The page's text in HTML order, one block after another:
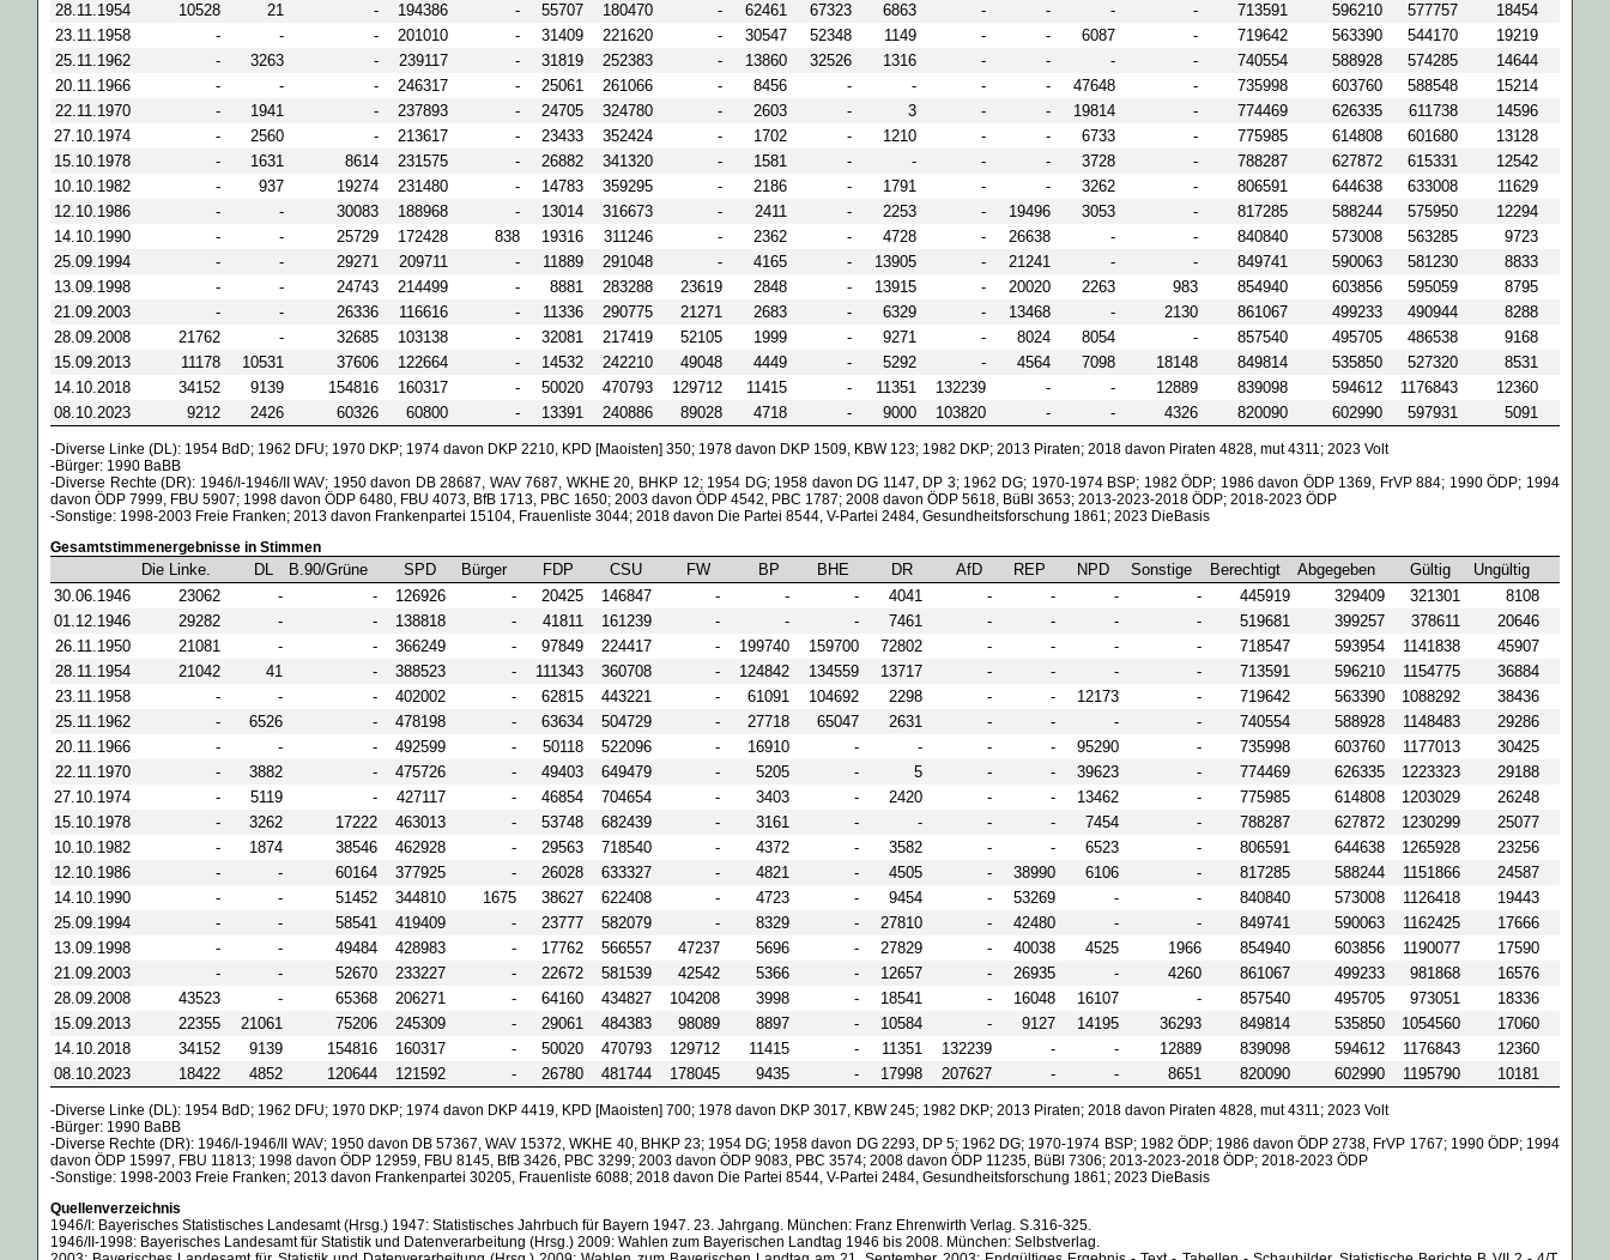
28.11.1954
10528 21 - 194386 - 55707 180470 - 62461 67323 6863 - - - - 713591 596210 577757
18454
23.11.1958
- - - 201010 - 31409 221620 - 30547 52348 1149 - - 6087 - 719642 563390 544170
19219
25.11.1962
- 3263 - 239117 - 31819 252383 - 13860 32526 1316 - - - - 740554 588928 574285
14644
20.11.1966
- - - 246317 - 25061 261066 - 8456 - - - - 47648 - 735998 603760 588548
15214
22.11.1970
- 1941 - 237893 - 24705 324780 - 2603 - 3 - - 19814 - 774469 626335 611738
14596
27.10.1974
- 2560 - 213617 - 23433 352424 - 1702 - 1210 - - 6733 - 775985 614808 601680
13128
15.10.1978
- 1631 8614 231575 - 26882 341320 - 1581 - - - - 3728 - 788287 627872 615331
12542
10.10.1982
- 937 19274 231480 - 14783 359295 - 2186 - 1791 - - 3262 - 806591 644638 633008
11629
12.10.1986
- - 30083 188968 - 13014 316673 - 2411 - 2253 - 19496 3053 - 817285 588244 575950
12294
14.10.1990
- - 25729 172428 838 19316 311246 - 2362 - 4728 - 26638 - - 840840 573008 563285
9723
25.09.1994
- - 29271 209711 - 11889 291048 - 4165 - 13905 - 21241 - - 849741 590063 581230
8833
13.09.1998
- - 24743 214499 - 8881 283288 23619 2848 - 13915 - 20020 2263 983 854940 603856 595059
8795
21.09.2003
- - 26336 116616 - 11336 290775 21271 2683 - 6329 - 13468 - 2130 861067 499233 490944
8288
28.09.2008
21762 - 32685 103138 - 32081 217419 52105 1999 - 9271 - 8024 8054 - 857540 495705 486538
9168
15.09.2013
11178 10531 37606 122664 - 14532 242210 49048 4449 - 5292 - 4564 7098 18148 849814 535850 527320
8531
14.10.2018
34152 9139 154816 160317 - 50020 470793 129712 11415 - 11351 132239 - - 12889 839098 594612 1176843
12360
08.10.2023
9212 2426 60326 60800 - 13391 240886 89028 4718 - 9000 103820 - - 4326 820090 602990 597931 5091
-Diverse Linke (DL): 1954 BdD; 1962 DFU; 1970 DKP; 1974 davon DKP 2210, KPD [Maoisten] 350; 1978 davon DKP 1509, KBW 123; 1982 DKP; 2013 Piraten; 2018 davon Piraten 4828, mut 4311; 2023 Volt
-Bürger: 1990 BaBB
-Diverse Rechte (DR): 1946/I-1946/II WAV; 1950 davon DB 28687, WAV 7687, WKHE 20, BHKP 12; 1954 DG; 1958 davon DG 1147, DP 3; 1962 DG; 1970-1974 BSP; 1982 ÖDP; 1986 davon ÖDP 1369, FrVP 884; 1990 ÖDP; 1994
davon ÖDP 7999, FBU 5907; 1998 davon ÖDP 6480, FBU 4073, BfB 1713, PBC 1650; 2003 davon ÖDP 4542, PBC 1787; 2008 davon ÖDP 5618, BüBl 3653; 2013-2023-2018 ÖDP; 2018-2023 ÖDP
-Sonstige: 1998-2003 Freie Franken; 2013 davon Frankenpartei 15104, Frauenliste 3044; 2018 davon Die Partei 8544, V-Partei 2484, Gesundheitsforschung 1861; 2023 DieBasis
Gesamtstimmenergebnisse in Stimmen
Die Linke. DL B.90/Grüne SPD Bürger FDP CSU FW BP BHE DR AfD REP NPD Sonstige Berechtigt Abgegeben Gültig
Ungültig
30.06.1946
23062 - - 126926 - 20425 146847 - - - 4041 - - - - 445919 329409 321301
8108
01.12.1946
29282 - - 138818 - 41811 161239 - - - 7461 - - - - 519681 399257 378611
20646
26.11.1950
21081 - - 366249 - 97849 224417 - 199740 159700 72802 - - - - 718547 593954 1141838
45907
28.11.1954
21042 41 - 388523 - 111343 360708 - 124842 134559 13717 - - - - 713591 596210 1154775
36884
23.11.1958
- - - 402002 - 62815 443221 - 61091 104692 2298 - - 12173 - 719642 563390 1088292
38436
25.11.1962
- 6526 - 478198 - 63634 504729 - 27718 65047 2631 - - - - 740554 588928 1148483
29286
20.11.1966
- - - 492599 - 50118 522096 - 16910 - - - - 95290 - 735998 603760 1177013
30425
22.11.1970
- 3882 - 475726 - 49403 649479 - 5205 - 5 - - 39623 - 774469 626335 1223323
29188
27.10.1974
- 5119 - 427117 - 46854 704654 - 3403 - 2420 - - 13462 - 775985 614808 1203029
26248
15.10.1978
- 3262 17222 463013 - 53748 682439 - 3161 - - - - 7454 - 788287 627872 1230299
25077
10.10.1982
- 1874 38546 462928 - 29563 718540 - 4372 - 3582 - - 6523 - 806591 644638 1265928
23256
12.10.1986
- - 60164 377925 - 26028 633327 - 4821 - 4505 - 38990 6106 - 817285 588244 1151866
24587
14.10.1990
- - 51452 344810 1675 38627 622408 - 4723 - 9454 - 53269 - - 840840 573008 1126418
19443
25.09.1994
- - 58541 419409 - 23777 582079 - 8329 - 27810 - 42480 - - 849741 590063 1162425
17666
13.09.1998
- - 49484 428983 - 17762 566557 47237 5696 - 27829 - 40038 4525 1966 854940 603856 1190077
17590
21.09.2003
- - 52670 233227 - 22672 581539 42542 5366 - 12657 - 26935 - 4260 861067 499233 981868
16576
28.09.2008
43523 - 65368 206271 - 64160 434827 104208 3998 - 18541 - 16048 16107 - 857540 495705 973051
18336
15.09.2013
22355 21061 75206 245309 - 29061 484383 98089 8897 - 10584 - 9127 14195 36293 849814 535850 1054560
17060
14.10.2018
34152 9139 154816 160317 - 50020 470793 129712 11415 - 11351 132239 - - 12889 839098 594612 1176843
12360
08.10.2023
18422 4852 120644 121592 - 26780 481744 178045 9435 - 17998 207627 - - 8651 820090 602990 1195790 10181
-Diverse Linke (DL): 1954 BdD; 1962 DFU; 1970 DKP; 1974 davon DKP 4419, KPD [Maoisten] 700; 1978 davon DKP 3017, KBW 245; 1982 DKP; 2013 Piraten; 2018 davon Piraten 4828, mut 4311; 2023 Volt
-Bürger: 1990 BaBB
-Diverse Rechte (DR): 1946/I-1946/II WAV; 1950 davon DB 57367, WAV 15372, WKHE 40, BHKP 23; 1954 DG; 1958 davon DG 2293, DP 5; 1962 DG; 1970-1974 BSP; 1982 ÖDP; 1986 davon ÖDP 2738, FrVP 1767; 1990 ÖDP; 1994
davon ÖDP 15997, FBU 11813; 1998 davon ÖDP 12959, FBU 8145, BfB 3426, PBC 3299; 2003 davon ÖDP 9083, PBC 3574; 2008 davon ÖDP 11235, BüBl 7306; 2013-2023-2018 ÖDP; 2018-2023 ÖDP
-Sonstige: 1998-2003 Freie Franken; 2013 davon Frankenpartei 30205, Frauenliste 6088; 2018 davon Die Partei 8544, V-Partei 2484, Gesundheitsforschung 1861; 2023 DieBasis
Quellenverzeichnis
1946/I: Bayerisches Statistisches Landesamt (Hrsg.) 1947: Statistisches Jahrbuch für Bayern 1947. 23. Jahrgang. München: Franz Ehrenwirth Verlag. S.316-325.
1946/II-1998: Bayerisches Landesamt für Statistik und Datenverarbeitung (Hrsg.) 2009: Wahlen zum Bayerischen Landtag 1946 bis 2008. München: Selbstverlag.